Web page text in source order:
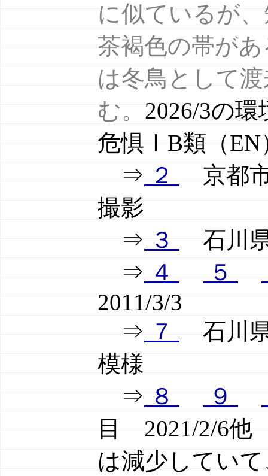
に似ているが
茶褐色の帯が
は冬鳥として
む。2026/3の
危惧ⅠB類（EN
⇒２京都市
撮影
⇒３石川県
⇒４ ５
2011/3/3
⇒７石川県
模様
⇒８ ９
目 2021/2/6他
は減少してい